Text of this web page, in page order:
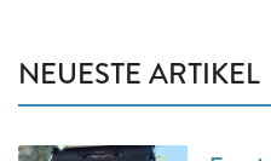
NEUESTE ARTIKEL